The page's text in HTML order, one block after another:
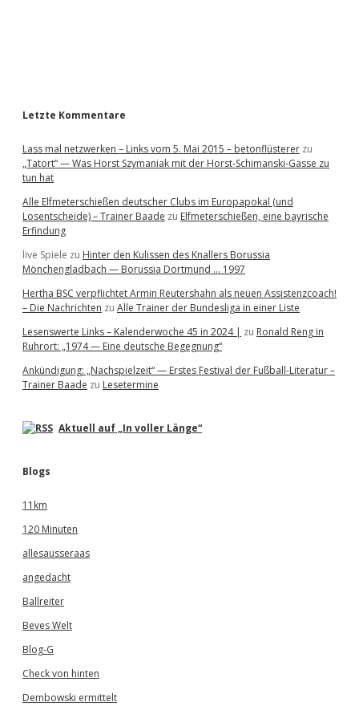
Letzte Kommentare
Lass mal netzwerken – Links vom 5. Mai 2015 – betonflüsterer zu
„Tatort“ — Was Horst Szymaniak mit der Horst-Schimanski-Gasse zu
tun hat
Alle Elfmeterschießen deutscher Clubs im Europapokal (und
Losentscheide) – Trainer Baade zu Elfmeterschießen, eine bayrische
Erfindung
live Spiele zu Hinter den Kulissen des Knallers Borussia
Mönchengladbach — Borussia Dortmund … 1997
Hertha BSC verpflichtet Armin Reutershahn als neuen Assistenzcoach!
– Die Nachrichten zu Alle Trainer der Bundesliga in einer Liste
Lesenswerte Links – Kalenderwoche 45 in 2024 | zu Ronald Reng in
Ruhrort: „1974 — Eine deutsche Begegnung“
Ankündigung: „Nachspielzeit“ — Erstes Festival der Fußball-Literatur –
Trainer Baade zu Lesetermine
Aktuell auf „In voller Länge“
Blogs
11km
120 Minuten
allesausseraas
angedacht
Ballreiter
Beves Welt
Blog-G
Check von hinten
Dembowski ermittelt